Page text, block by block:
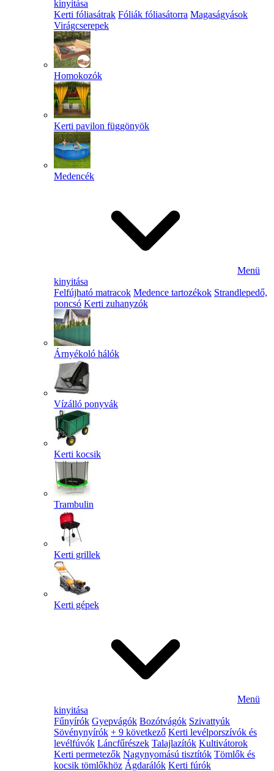
kinyitása
Kerti fóliasátrak Fóliák fóliasátorra Magaságyások
Virágcserepek
Homokozók
Kerti pavilon függönyök
Medencék
Menü
kinyitása
Felfújható matracok Medence tartozékok Strandlepedő,
poncsó Kerti zuhanyzók
Árnyékoló hálók
Vízálló ponyvák
Kerti kocsik
Trambulin
Kerti grillek
Kerti gépek
Menü
kinyitása
Fűnyírók Gyepvágók Bozótvágók Szivattyúk
Sövénynyírók + 9 következő Kerti levélporszívók és
levélfúvók Láncfűrészek Talajlazítók Kultivátorok
Kerti permetezők Nagynyomású tisztítók Tömlők és
kocsik tömlőkhöz Ágdarálók Kerti fúrók